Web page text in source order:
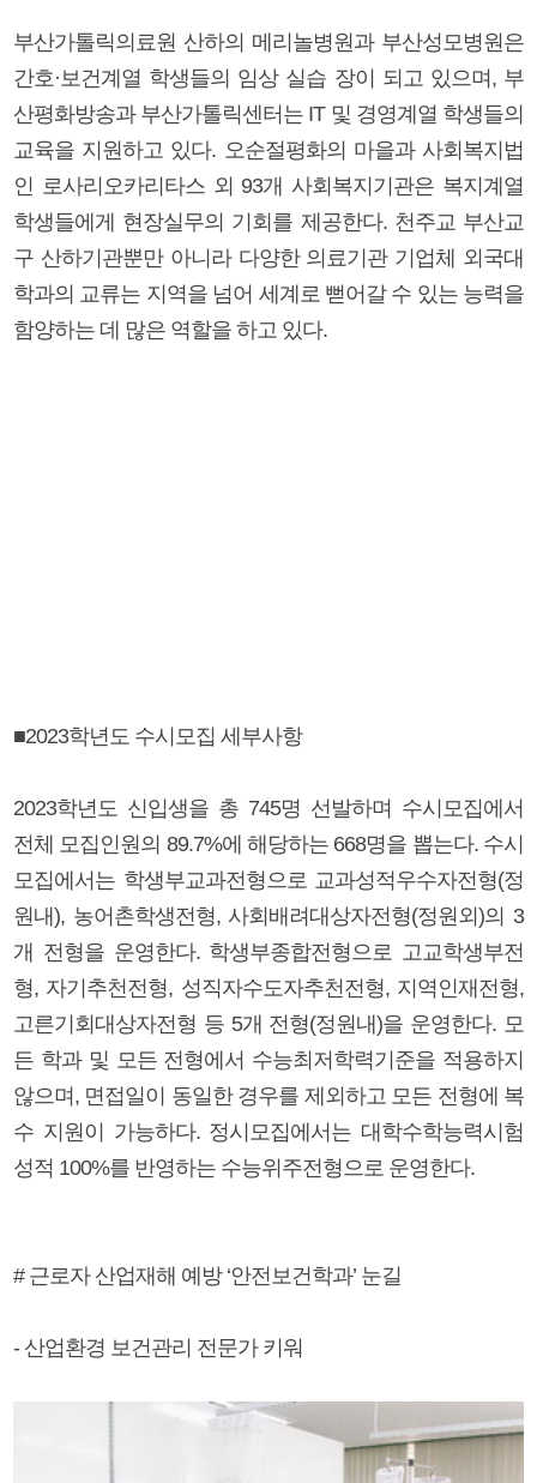
부산가톨릭의료원 산하의 메리놀병원과 부산성모병원은
간호·보건계열 학생들의 임상 실습 장이 되고 있으며, 부
산평화방송과 부산가톨릭센터는 IT 및 경영계열 학생들의
교육을 지원하고 있다. 오순절평화의 마을과 사회복지법
인 로사리오카리타스 외 93개 사회복지기관은 복지계열
학생들에게 현장실무의 기회를 제공한다. 천주교 부산교
구 산하기관뿐만 아니라 다양한 의료기관 기업체 외국대
학과의 교류는 지역을 넘어 세계로 뻗어갈 수 있는 능력을
함양하는 데 많은 역할을 하고 있다.
■2023학년도 수시모집 세부사항
2023학년도 신입생을 총 745명 선발하며 수시모집에서
전체 모집인원의 89.7%에 해당하는 668명을 뽑는다. 수시
모집에서는 학생부교과전형으로 교과성적우수자전형(정
원내), 농어촌학생전형, 사회배려대상자전형(정원외)의 3
개 전형을 운영한다. 학생부종합전형으로 고교학생부전
형, 자기추천전형, 성직자수도자추천전형, 지역인재전형,
고른기회대상자전형 등 5개 전형(정원내)을 운영한다. 모
든 학과 및 모든 전형에서 수능최저학력기준을 적용하지
않으며, 면접일이 동일한 경우를 제외하고 모든 전형에 복
수 지원이 가능하다. 정시모집에서는 대학수학능력시험
성적 100%를 반영하는 수능위주전형으로 운영한다.
# 근로자 산업재해 예방 ‘안전보건학과’ 눈길
- 산업환경 보건관리 전문가 키워